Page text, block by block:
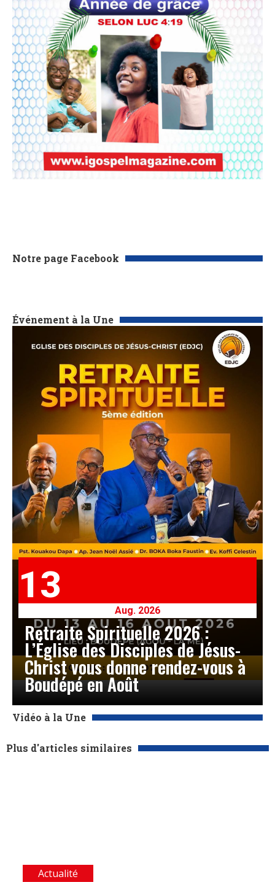
Notre page Facebook
Événement à la Une
13
Aug. 2026
Retraite Spirituelle 2026 :
L’Église des Disciples de Jésus-
Christ vous donne rendez-vous à
Boudépé en Août
Vidéo à la Une
Plus d'articles similaires
Actualité